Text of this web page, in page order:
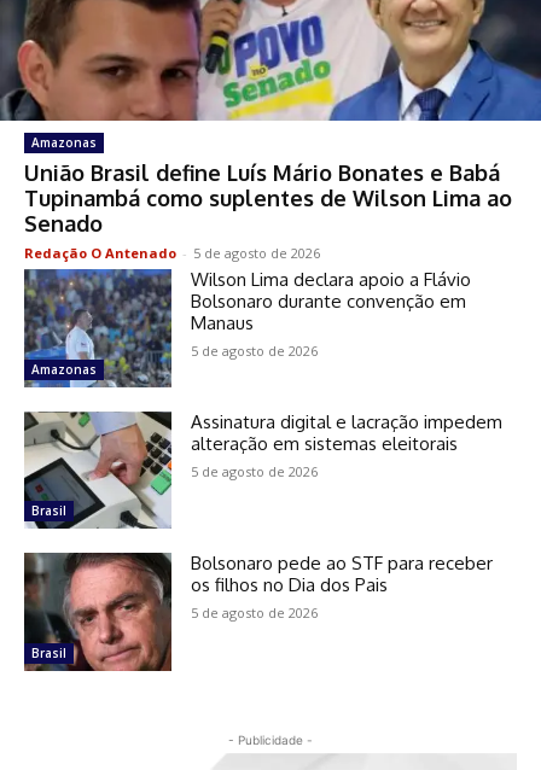
Amazonas
União Brasil define Luís Mário Bonates e Babá
Tupinambá como suplentes de Wilson Lima ao
Senado
Redação O Antenado - 5 de agosto de 2026
Amazonas
Wilson Lima declara apoio a Flávio
Bolsonaro durante convenção em
Manaus
5 de agosto de 2026
Brasil
Assinatura digital e lacração impedem
alteração em sistemas eleitorais
5 de agosto de 2026
Brasil
Bolsonaro pede ao STF para receber
os filhos no Dia dos Pais
5 de agosto de 2026
- Publicidade -